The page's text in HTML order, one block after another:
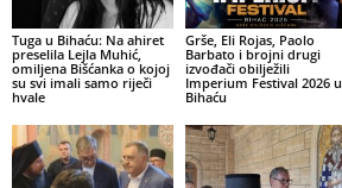
Tuga u Bihaću: Na ahiret
preselila Lejla Muhić,
omiljena Bišćanka o kojoj
su svi imali samo riječi
hvale
Grše, Eli Rojas, Paolo
Barbato i brojni drugi
izvođači obilježili
Imperium Festival 2026 u
Bihaću